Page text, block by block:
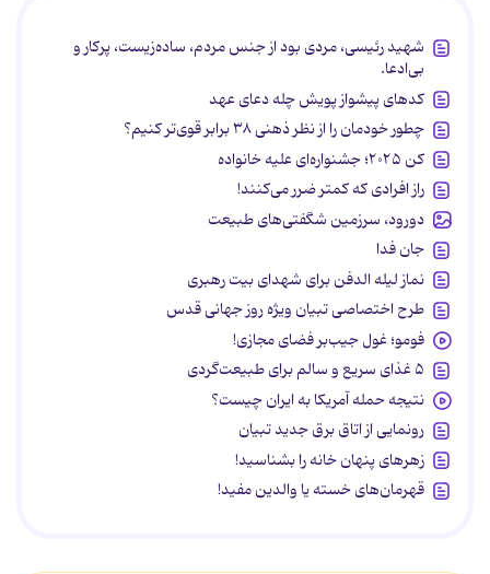
شهید رئیسی، مردی بود از جنس مردم، ساده‌زیست، پرکار و
بی‌ادعا.
کدهای پیشواز پویش چله دعای عهد
چطور خودمان را از نظر ذهنی ۳۸ برابر قوی‌تر کنیم؟
کن ۲۰۲۵؛ جشنواره‌ای علیه خانواده
راز افرادی که کمتر ضرر می‌کنند!
دورود، سرزمین شگفتی‌های طبیعت
جان فدا
نماز لیله الدفن برای شهدای بیت رهبری
طرح اختصاصی تبیان ویژه روز جهانی قدس
فومو؛ غول جیب‌بر فضای مجازی!
۵ غذای سریع و سالم برای طبیعت‌گردی
نتیجه حمله آمریکا به ایران چیست؟
رونمایی از اتاق برق جدید تبیان
زهرهای پنهان خانه را بشناسید!
قهرمان‌های خسته یا والدین مفید!